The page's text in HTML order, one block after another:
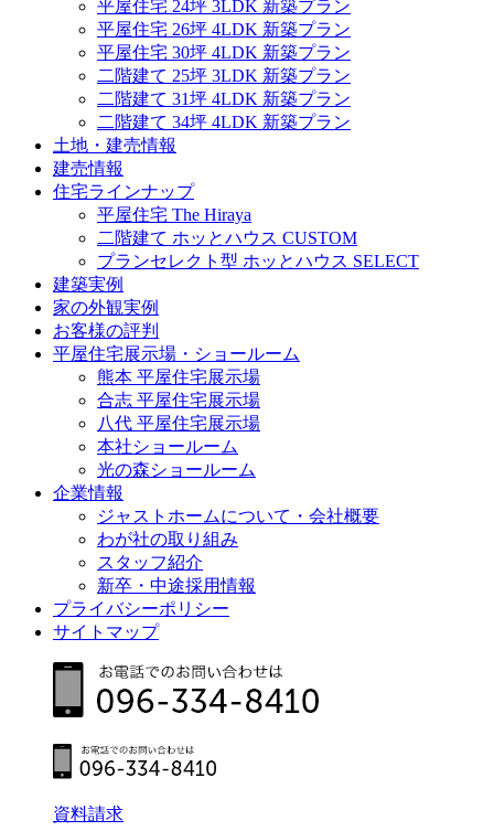
平屋住宅 24坪 3LDK 新築プラン
平屋住宅 26坪 4LDK 新築プラン
平屋住宅 30坪 4LDK 新築プラン
二階建て 25坪 3LDK 新築プラン
二階建て 31坪 4LDK 新築プラン
二階建て 34坪 4LDK 新築プラン
土地・建売情報
建売情報
住宅ラインナップ
平屋住宅 The Hiraya
二階建て ホッとハウス CUSTOM
プランセレクト型 ホッとハウス SELECT
建築実例
家の外観実例
お客様の評判
平屋住宅展示場・ショールーム
熊本 平屋住宅展示場
合志 平屋住宅展示場
八代 平屋住宅展示場
本社ショールーム
光の森ショールーム
企業情報
ジャストホームについて・会社概要
わが社の取り組み
スタッフ紹介
新卒・中途採用情報
プライバシーポリシー
サイトマップ
資料請求